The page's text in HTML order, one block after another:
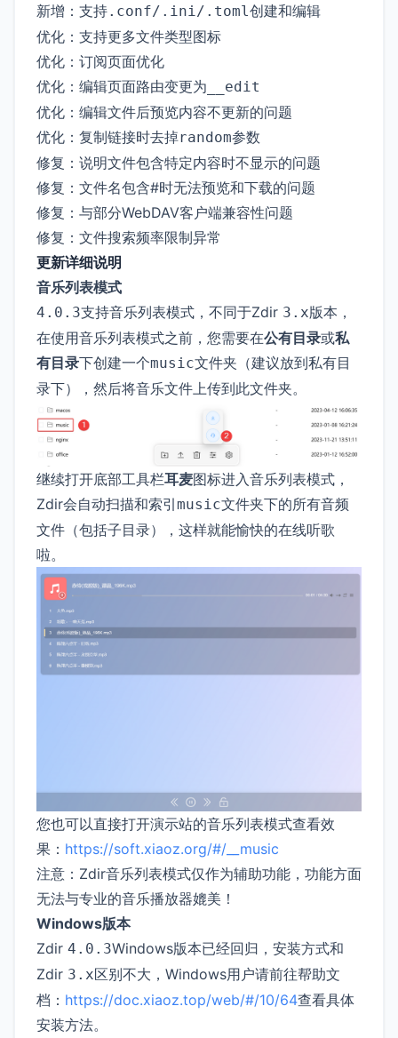
新增：支持.conf/.ini/.toml 创建和编辑
优化：支持更多文件类型图标
优化：订阅页面优化
优化：编辑页面路由变更为 __edit
优化：编辑文件后预览内容不更新的问题
优化：复制链接时去掉random参数
修复：说明文件包含特定内容时不显示的问题
修复：文件名包含#时无法预览和下载的问题
修复：与部分WebDAV客户端兼容性问题
修复：文件搜索频率限制异常
更新详细说明
音乐列表模式
4.0.3支持音乐列表模式，不同于Zdir 3.x版本，
在使用音乐列表模式之前，您需要在公有目录或私
有目录下创建一个music文件夹（建议放到私有目
录下），然后将音乐文件上传到此文件夹。
继续打开底部工具栏耳麦图标进入音乐列表模式，
Zdir会自动扫描和索引music文件夹下的所有音频
文件（包括子目录），这样就能愉快的在线听歌
啦。
您也可以直接打开演示站的音乐列表模式查看效
果： https://soft.xiaoz.org/#/__music
注意：Zdir音乐列表模式仅作为辅助功能，功能方面
无法与专业的音乐播放器媲美！
Windows版本
Zdir 4.0.3Windows版本已经回归，安装方式和
Zdir 3.x区别不大，Windows用户请前往帮助文
档： https://doc.xiaoz.top/web/#/10/64查看具体
安装方法。